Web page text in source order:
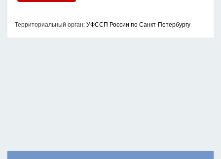
Территориальный орган: УФССП России по Санкт-Петербургу